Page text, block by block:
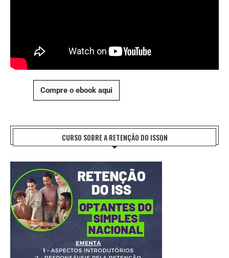
Compre o ebook aqui
CURSO SOBRE A RETENÇÃO DO ISSQN